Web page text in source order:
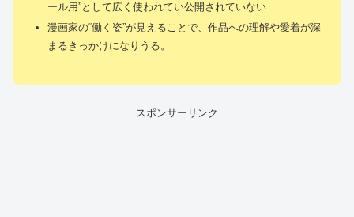
ール用”として広く使われてい公開されていない
漫画家の“働く姿”が見えることで、作品への理解や愛着が深
まるきっかけになりうる。
スポンサーリンク